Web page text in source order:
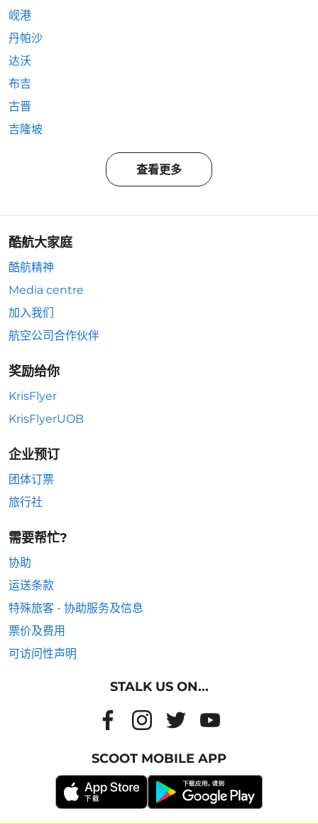
岘港
丹帕沙
达沃
布吉
古晋
吉隆坡
查看更多
酷航大家庭
酷航精神
Media centre
加入我们
航空公司合作伙伴
奖励给你
KrisFlyer
KrisFlyerUOB
企业预订
团体订票
旅行社
需要帮忙?
协助
运送条款
特殊旅客 - 协助服务及信息
票价及费用
可访问性声明
STALK US ON...
SCOOT MOBILE APP